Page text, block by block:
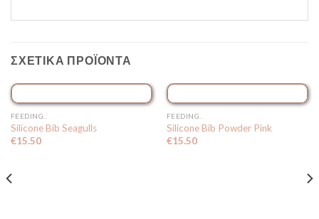
ΣΧΕΤΙΚΆ ΠΡΟΪΌΝΤΑ
FEEDING..
Silicone Bib Seagulls
€15.50
ΕΞΑΝΤΛΗΜΈΝΟ
FEEDING..
Silicone Bib Powder Pink
€15.50